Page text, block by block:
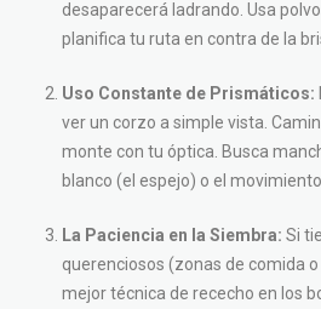
desaparecerá ladrando. Usa
planifica tu ruta en contra de la
Uso Constante de Prismáticos:
ver un corzo a simple vista.
monte con tu óptica. Busca
blanco (el espejo) o el
La Paciencia en la Siembra: Si
querenciosos (zonas de comida
mejor técnica de rececho en los